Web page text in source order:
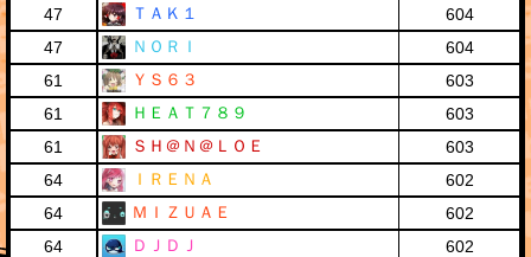
47
ＴＡＫ１
604
47
ＮＯＲＩ
604
61
ＹＳ６３
603
61
ＨＥＡＴ７８９
603
61
ＳＨ＠Ｎ＠ＬＯＥ
603
64
ＩＲＥＮＡ
602
64
ＭＩＺＵＡＥ
602
64
ＤＪＤＪ
602